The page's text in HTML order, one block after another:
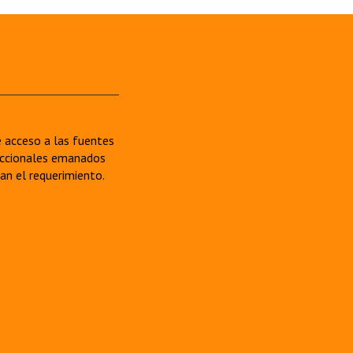
acceso a las fuentes
emanados
el requerimiento.